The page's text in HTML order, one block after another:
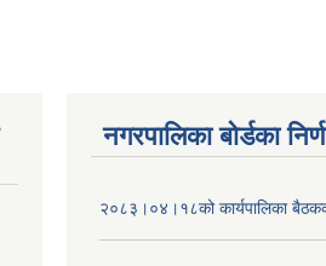
नगरपालिका बोर्डका
२०८३।०४।१८को कार्यपालिका